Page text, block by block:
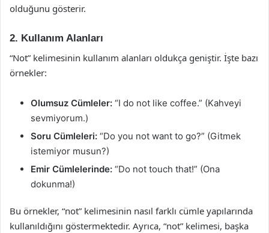
olduğunu gösterir.
2. Kullanım Alanları
“Not” kelimesinin kullanım alanları oldukça geniştir. İşte bazı
örnekler:
Olumsuz Cümleler: “I do not like coffee.” (Kahveyi
sevmiyorum.)
Soru Cümleleri: “Do you not want to go?” (Gitmek
istemiyor musun?)
Emir Cümlelerinde: “Do not touch that!” (Ona
dokunma!)
Bu örnekler, “not” kelimesinin nasıl farklı cümle yapılarında
kullanıldığını göstermektedir. Ayrıca, “not” kelimesi, başka